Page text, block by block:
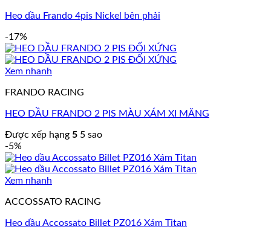
Heo dầu Frando 4pis Nickel bên phải
-17%
Xem nhanh
FRANDO RACING
HEO DẦU FRANDO 2 PIS MÀU XÁM XI MĂNG
Được xếp hạng 5 5 sao
-5%
Xem nhanh
ACCOSSATO RACING
Heo dầu Accossato Billet PZ016 Xám Titan